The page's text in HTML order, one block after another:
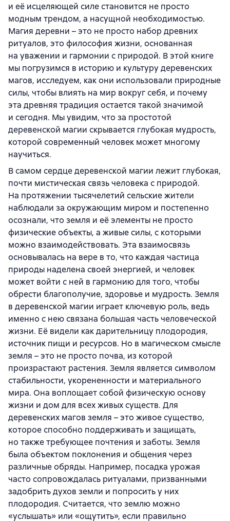
и её исцеляющей силе становится не просто
модным трендом, а насущной необходимостью.
Магия деревни – это не просто набор древних
ритуалов, это философия жизни, основанная
на уважении и гармонии с природой. В этой книге
мы погрузимся в историю и культуру деревенских
магов, исследуем, как они использовали природные
силы, чтобы влиять на мир вокруг себя, и почему
эта древняя традиция остается такой значимой
и сегодня. Мы увидим, что за простотой
деревенской магии скрывается глубокая мудрость,
которой современный человек может многому
научиться.
В самом сердце деревенской магии лежит глубокая,
почти мистическая связь человека с природой.
На протяжении тысячелетий сельские жители
наблюдали за окружающим миром и постепенно
осознали, что земля и её элементы не просто
физические объекты, а живые силы, с которыми
можно взаимодействовать. Эта взаимосвязь
основывалась на вере в то, что каждая частица
природы наделена своей энергией, и человек
может войти с ней в гармонию для того, чтобы
обрести благополучие, здоровье и мудрость. Земля
в деревенской магии играет ключевую роль, ведь
именно с нею связана большая часть человеческой
жизни. Её видели как дарительницу плодородия,
источник пищи и ресурсов. Но в магическом смысле
земля – это не просто почва, из которой
произрастают растения. Земля является символом
стабильности, укорененности и материального
мира. Она воплощает собой физическую основу
жизни и дом для всех живых существ. Для
деревенских магов земля – это живое существо,
которое способно поддерживать и защищать,
но также требующее почтения и заботы. Земля
была объектом поклонения и общения через
различные обряды. Например, посадка урожая
часто сопровождалась ритуалами, призванными
задобрить духов земли и попросить у них
плодородия. Считается, что землю можно
«услышать» или «ощутить», если правильно